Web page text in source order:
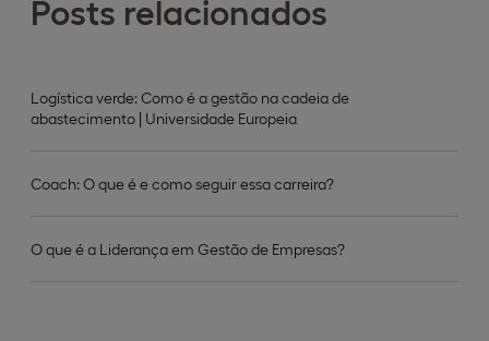
Posts relacionados
Logística verde: Como é a gestão na cadeia de
abastecimento | Universidade Europeia
Coach: O que é e como seguir essa carreira?
O que é a Liderança em Gestão de Empresas?